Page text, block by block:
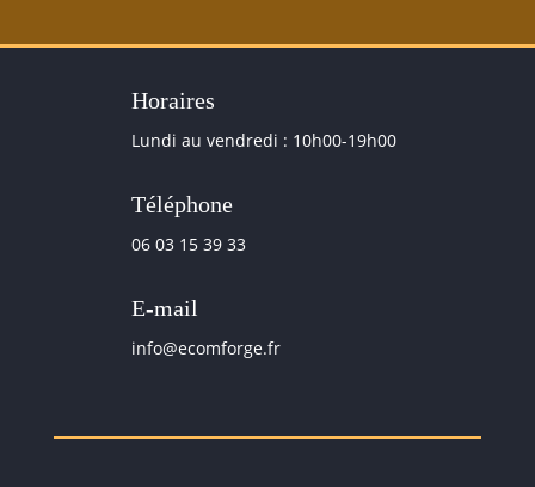
Horaires
Lundi au vendredi : 10h00-19h00
Téléphone
06 03 15 39 33
E-mail
info@ecomforge.fr